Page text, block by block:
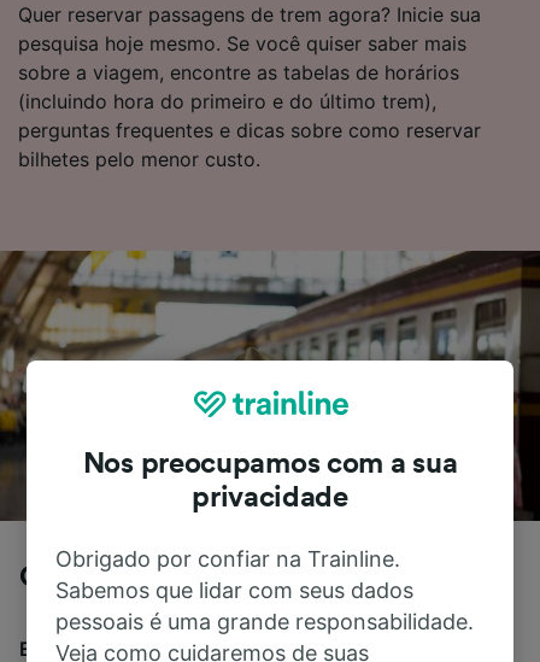
Quer reservar passagens de trem agora? Inicie sua
pesquisa hoje mesmo. Se você quiser saber mais
sobre a viagem, encontre as tabelas de horários
(incluindo hora do primeiro e do último trem),
perguntas frequentes e dicas sobre como reservar
bilhetes pelo menor custo.
Genova para Lucca de trem
Em média, levam 3h 39m para viajar de Genova para
Nos preocupamos com a sua
privacidade
Obrigado por confiar na Trainline.
Sabemos que lidar com seus dados
pessoais é uma grande responsabilidade.
Veja como cuidaremos de suas